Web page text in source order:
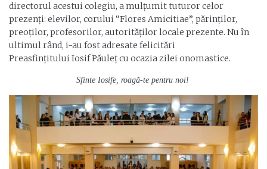
directorul acestui colegiu, a mulțumit tuturor celor
prezenți: elevilor, corului “Flores Amicitiae”, părinților,
preoților, profesorilor, autorităților locale prezente. Nu în
ultimul rând, i-au fost adresate felicitări
Preasfințitului Iosif Păuleț cu ocazia zilei onomastice.
Sfinte Iosife, roagă-te pentru noi!